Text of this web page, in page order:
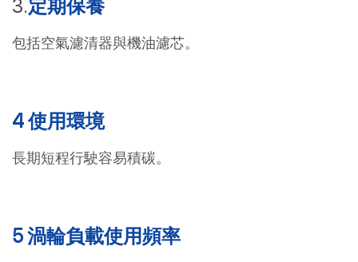
定期保養
包括空氣濾清器與機油濾芯。
4 使用環境
長期短程行駛容易積碳。
5 渦輪負載使用頻率